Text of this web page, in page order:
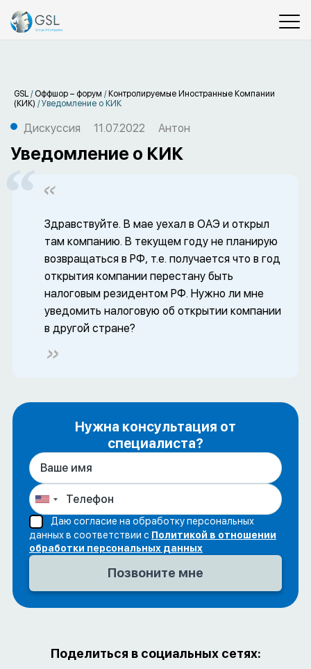
GSL / Оффшор – форум / Контролируемые Иностранные Компании
(КИК) /Уведомление о КИК
Дискуссия 11.07.2022 Антон
Уведомление о КИК
Здравствуйте. В мае уехал в ОАЭ и открыл
там компанию. В текущем году не планирую
возвращаться в РФ, т.е. получается что в год
открытия компании перестану быть
налоговым резидентом РФ. Нужно ли мне
уведомить налоговую об открытии компании
в другой стране?
Нужна консультация от
специалиста?
Даю согласие на обработку персональных
данных в соответствии с Политикой в отношении
обработки персональных данных
Поделиться в социальных сетях: